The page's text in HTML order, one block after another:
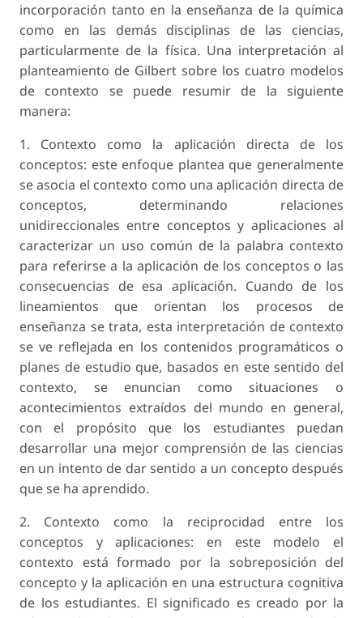
incorporación tanto en la enseñanza de la química
como en las demás disciplinas de las ciencias,
particularmente de la física. Una interpretación al
planteamiento de Gilbert sobre los cuatro modelos
de contexto se puede resumir de la siguiente
manera:
1. Contexto como la aplicación directa de los
conceptos: este enfoque plantea que generalmente
se asocia el contexto como una aplicación directa de
conceptos, determinando relaciones
unidireccionales entre conceptos y aplicaciones al
caracterizar un uso común de la palabra contexto
para referirse a la aplicación de los conceptos o las
consecuencias de esa aplicación. Cuando de los
lineamientos que orientan los procesos de
enseñanza se trata, esta interpretación de contexto
se ve reflejada en los contenidos programáticos o
planes de estudio que, basados en este sentido del
contexto, se enuncian como situaciones o
acontecimientos extraídos del mundo en general,
con el propósito que los estudiantes puedan
desarrollar una mejor comprensión de las ciencias
en un intento de dar sentido a un concepto después
que se ha aprendido.
2. Contexto como la reciprocidad entre los
conceptos y aplicaciones: en este modelo el
contexto está formado por la sobreposición del
concepto y la aplicación en una estructura cognitiva
de los estudiantes. El significado es creado por la